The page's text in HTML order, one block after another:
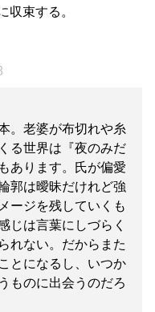
収束する。
。老婆が布切れや糸
る世界は『夜のみだ
あります。氏が偏愛
郭は曖昧だけれど強
ージを残していくも
じは言葉にしづらく
れない。だからまた
とになるし、いつか
ものに出会うのだろ